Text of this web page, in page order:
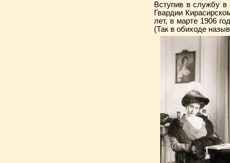
Вступив в службу в
Гвардии
лет, в марте 1906
(Так в обиходе